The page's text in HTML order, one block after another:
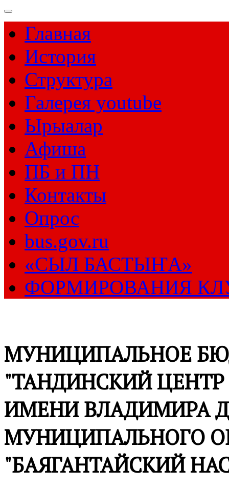
Главная
История
Структура
Галерея youtube
Ырыалар
Афиша
ПБ и ПН
Контакты
Опрос
bus.gov.ru
«СЫЛ БАСТЫҤА»
ФОРМИРОВАНИЯ
МУНИЦИПАЛЬНОЕ
"ТАНДИНСКИЙ
ИМЕНИ ВЛАДИМИРА
МУНИЦИПАЛЬНОГО
"БАЯГАНТАЙСКИЙ